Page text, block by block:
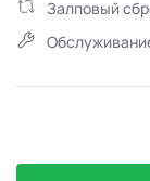
Залповый